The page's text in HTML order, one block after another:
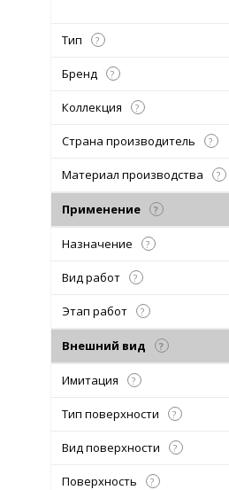
В
всегда
Подобрать
Тип ?
Бренд ?
Коллекция ?
Страна производитель ?
Материал производства ?
Применение ?
Назначение ?
Вид работ ?
Этап работ ?
Внешний вид ?
Имитация ?
Тип поверхности ?
Вид поверхности ?
Поверхность ?